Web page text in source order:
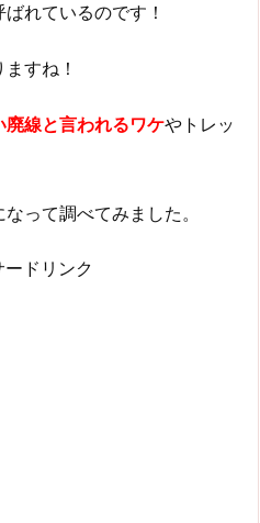
ばれているのです！
すね！
廃線と言われるワケやトレッ
って調べてみました。
ードリンク